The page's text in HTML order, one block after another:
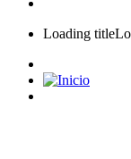
Loading title